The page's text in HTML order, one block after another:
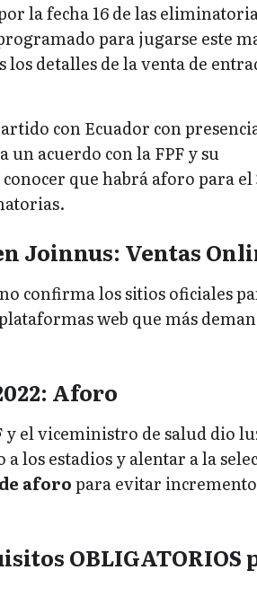
la fecha 16 de las
para jugarse este
detalles de la venta de
con Ecuador con
acuerdo con la FPF y su
que habrá aforo para el
Joinnus: Ventas
confirma los sitios oficiales
web que más
Aforo
y el viceministro de salud dio
los estadios y alentar a la
aforopara evitar
OBLIGATORIOS